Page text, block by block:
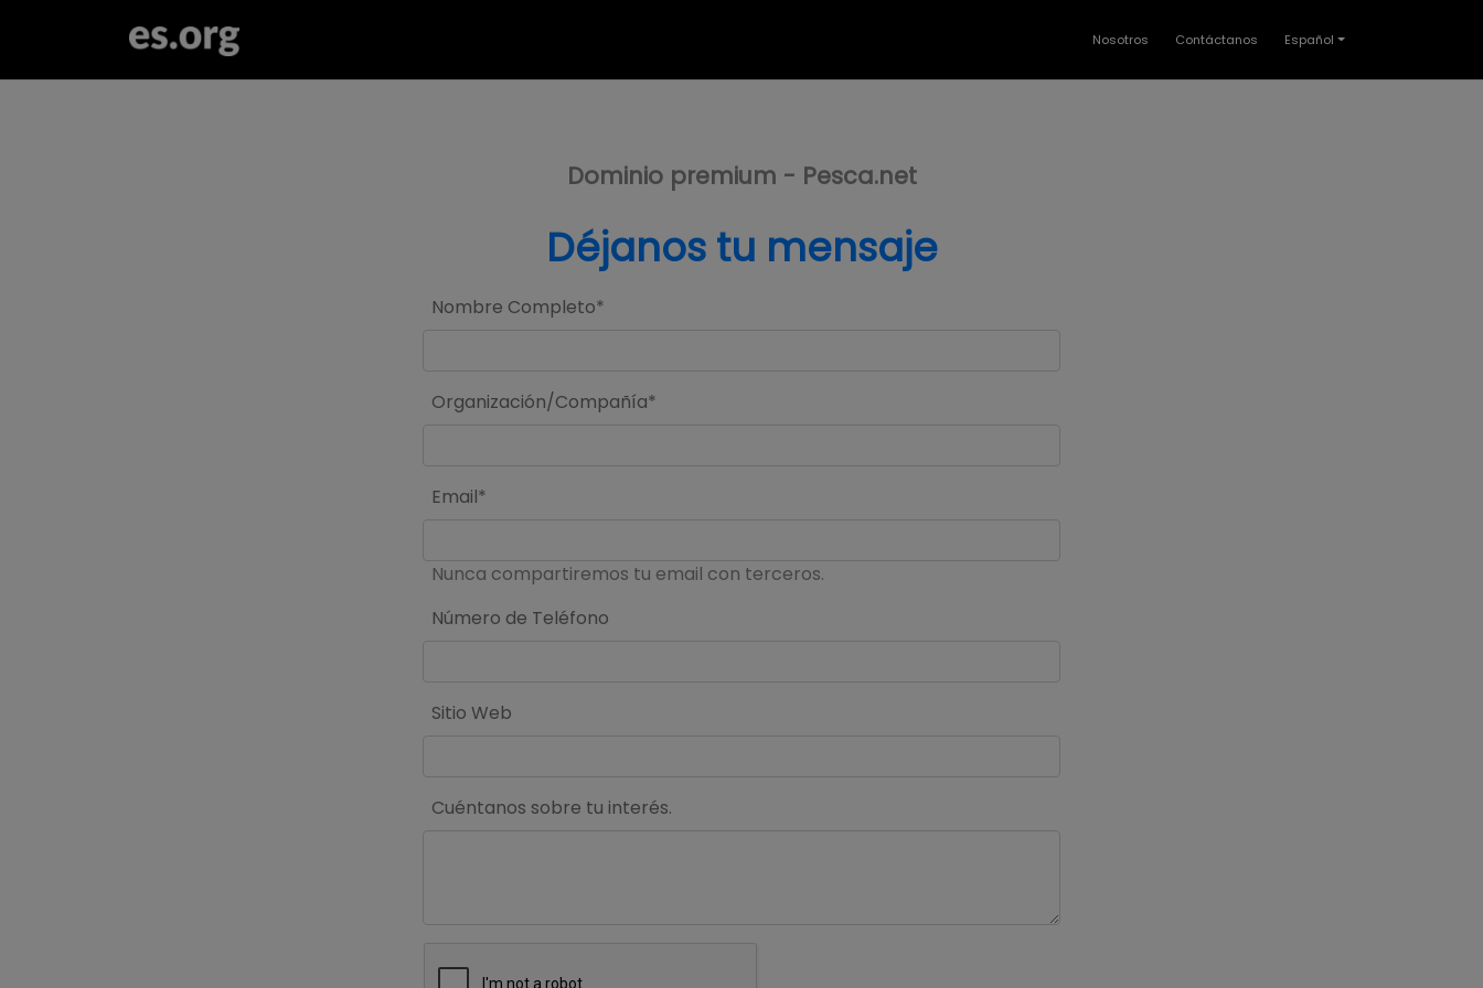
Nosotros Contáctanos Español
Dominio premium - Pesca.net
Déjanos tu mensaje
Nombre Completo*
Organización/Compañía*
Email*
Nunca compartiremos tu email con terceros.
Número de Teléfono
Sitio Web
Cuéntanos sobre tu interés.